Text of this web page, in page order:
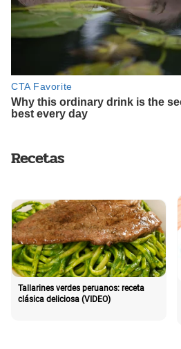
Recetas
Tallarines verdes peruanos: receta
clásica deliciosa (VIDEO)